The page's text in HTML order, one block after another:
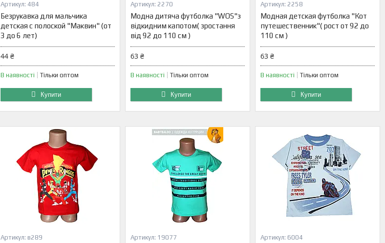
484
Безрукавка для мальчика
детская с полоской "Маквин" (от
3 до 6 лет)
44 ₴
В наявності Тільки оптом
Купити
2270
Модна дитяча футболка "WOS"з
відкидним капотом( зростання
від 92 до 110 см )
63 ₴
В наявності Тільки оптом
Купити
2258
Модная детская футболка "Кот
путешественник"( рост от 92 до
110 см )
63 ₴
В наявності Тільки оптом
Купити
в289 19077 6004